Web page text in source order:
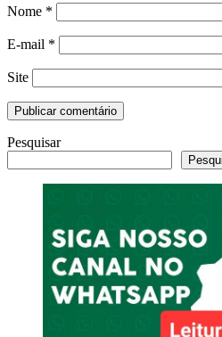
Nome *
E-mail *
Site
Pesquisar